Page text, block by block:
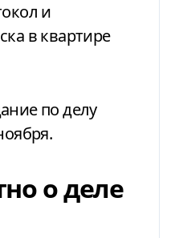
и
в квартире
по делу
о деле